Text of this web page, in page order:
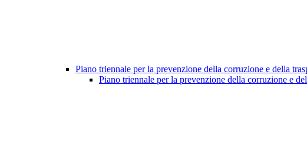
Piano triennale per la prevenzione della corruzione e della
Piano triennale per la prevenzione della corruzione e